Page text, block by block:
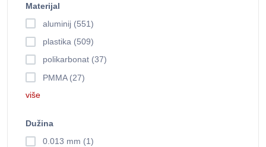
Materijal
aluminij (551)
plastika (509)
polikarbonat (37)
PMMA (27)
više
Dužina
0.013 mm (1)